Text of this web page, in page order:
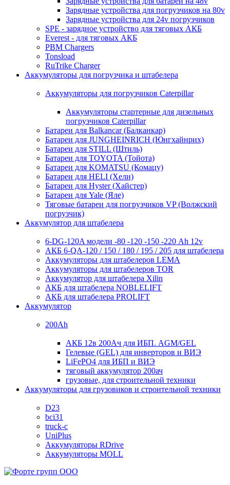
Зарядные устройства для погрузчиков на 80v
Зарядные устройства для 24v погрузчиков
SPE - зарядное устройство для тяговых АКБ
Everest - для тяговых АКБ
PBM Chargers
Tonsload
RuTrike Charger
Аккумуляторы для погрузчика и штабелера
Аккумуляторы для погрузчиков Caterpillar
Аккумуляторы стартерные для дизельных
погрузчиков Caterpillar
Батареи для Balkancar (Балканкар)
Батареи для JUNGHEINRICH (Юнгхайнрих)
Батареи для STILL (Штиль)
Батареи для TOYOTA (Тойота)
Батареи для KOMATSU (Комацу)
Батареи для HELI (Хели)
Батареи для Hyster (Хайстер)
Батареи для Yale (Яле)
Тяговые батареи для погрузчиков VP (Волжский
погрузчик)
Аккумулятор для штабелера
6-DG-120A модели -80 -120 -150 -220 Ah 12v
АКБ 6-QA-120 / 150 / 180 / 195 / 205 для штабелера
Аккумуляторы для штабелеров LEMA
Аккумуляторы для штабелеров TOR
Аккумулятор для штабелера Xilin
АКБ для штабелера NOBLELIFT
АКБ для штабелера PROLIFT
Аккумулятор
200Ah
АКБ 12в 200Ач для ИБП. AGM/GEL
Гелевые (GEL) для инверторов и ВИЭ
LiFePO4 для ИБП и ВИЭ
тяговый аккумулятор 200ач
грузовые, для строительной техники
Аккумуляторы для грузовиков и строительной техники
D23
bci31
truck-c
UniPlus
Аккумуляторы RDrive
Аккумуляторы MOLL